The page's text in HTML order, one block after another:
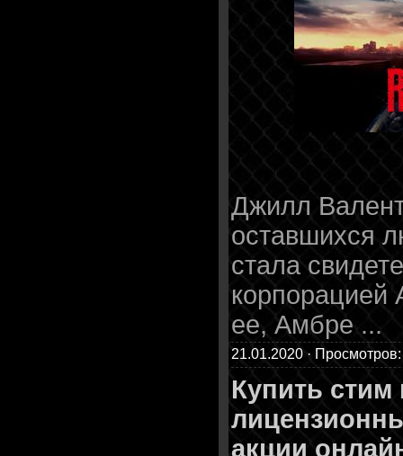
Джилл
оставшихся
стала
корпорацией
ее, Амбре ...
21.01.2020 ·
Купить стим
акции